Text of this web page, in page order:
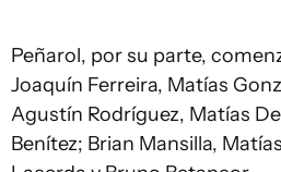
Peñarol, por su parte,
Joaquín Ferreira, Matías
Agustín Rodríguez, Matías
Benítez; Brian Mansilla,